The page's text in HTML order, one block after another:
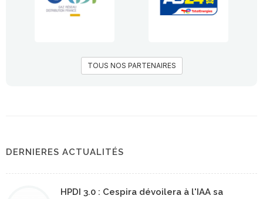
TOUS NOS PARTENAIRES
DERNIERES ACTUALITÉS
HPDI 3.0 : Cespira dévoilera à l'IAA sa